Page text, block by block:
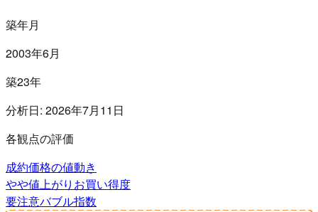
築年月
2003年6月
築23年
分析日: 2026年7月11日
各観点の評価
成約価格の値動き
やや値上がり お買い得度
要注意バブル指数